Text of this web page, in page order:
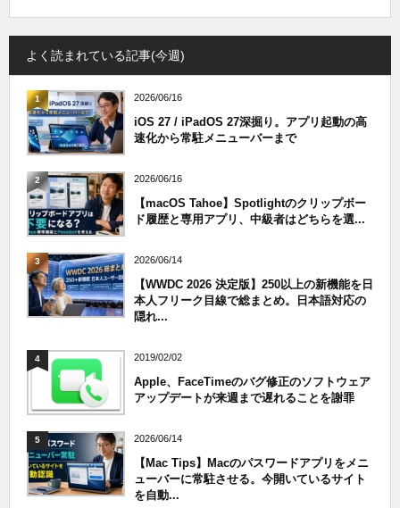
よく読まれている記事(今週)
1 2026/06/16
iOS 27 / iPadOS 27深掘り。アプリ起動の高
速化から常駐メニューバーまで
2 2026/06/16
【macOS Tahoe】Spotlightのクリップボー
ド履歴と専用アプリ、中級者はどちらを選...
3 2026/06/14
【WWDC 2026 決定版】250以上の新機能を日
本人フリーク目線で総まとめ。日本語対応の
隠れ...
4 2019/02/02
Apple、FaceTimeのバグ修正のソフトウェア
アップデートが来週まで遅れることを謝罪
5 2026/06/14
【Mac Tips】Macのパスワードアプリをメニ
ューバーに常駐させる。今開いているサイト
を自動...